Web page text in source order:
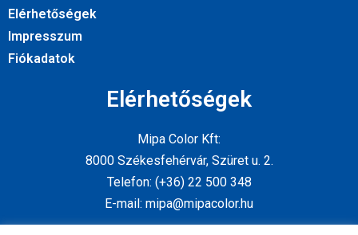
Elérhetőségek
Impresszum
Fiókadatok
Elérhetőségek
Mipa Color Kft:
8000 Székesfehérvár, Szüret u. 2.
Telefon: (+36) 22 500 348
E-mail: mipa@mipacolor.hu